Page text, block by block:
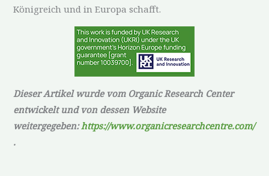
Königreich und in Europa schafft.
Dieser Artikel wurde vom Organic Research Center
entwickelt und von dessen Website
weitergegeben:https://www.organicresearchcentre.com/
.